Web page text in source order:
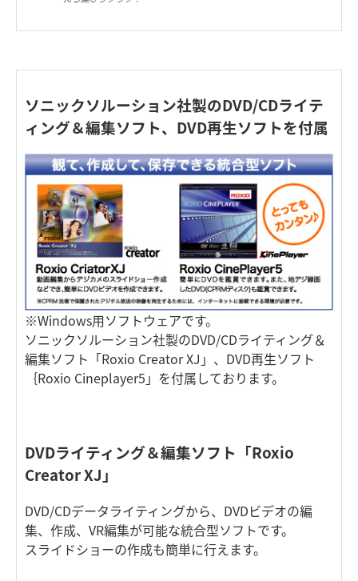
ソニックソルーション社製のDVD/CDライテ
ィング＆編集ソフト、DVD再生ソフトを付属
※Windows用ソフトウェアです。
ソニックソルーション社製のDVD/CDライティング＆
編集ソフト「Roxio Creator XJ」、DVD再生ソフト
｛Roxio Cineplayer5」を付属しております。
DVDライティング＆編集ソフト「Roxio
Creator XJ」
DVD/CDデータライティングから、DVDビデオの編
集、作成、VR編集が可能な統合型ソフトです。
スライドショーの作成も簡単に行えます。